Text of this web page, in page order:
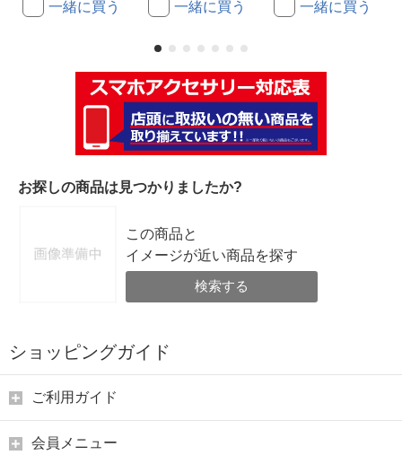
一緒に買う 一緒に買う 一緒に買う
お探しの商品は見つかりましたか?
この商品と
イメージが近い商品を探す
検索する
ショッピングガイド
ご利用ガイド
会員メニュー